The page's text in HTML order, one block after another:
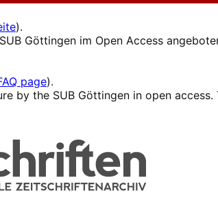
).
Göttingen im Open Access
page).
by the SUB Göttingen in open access.